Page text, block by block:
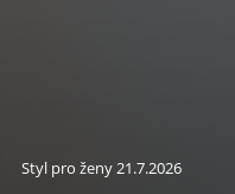
Styl pro ženy 21.7.2026